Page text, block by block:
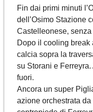
Fin dai primi minuti
dell’Osimo Stazione
Castelleonese,
Dopo il cooling break
calcia sopra la
su Storani e
fuori.
Ancora un super
azione orchestrata